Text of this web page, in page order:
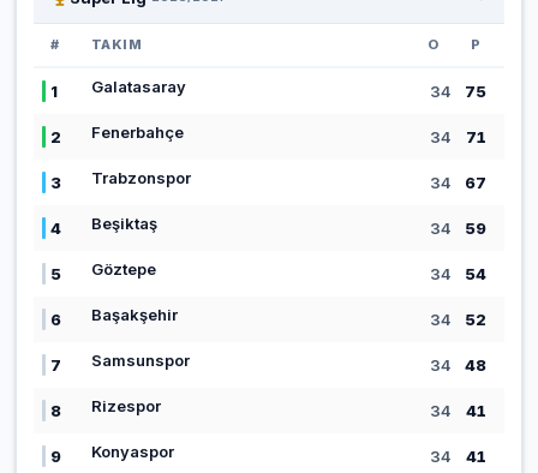
# TAKIM O P
1 Galatasaray 34 75
2 Fenerbahçe 34 71
3 Trabzonspor 34 67
4 Beşiktaş 34 59
5 Göztepe 34 54
6 Başakşehir 34 52
7 Samsunspor 34 48
8 Rizespor 34 41
9 Konyaspor 34 41